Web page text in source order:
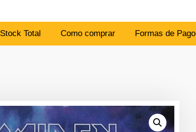
Stock Total Como comprar Formas de Pago